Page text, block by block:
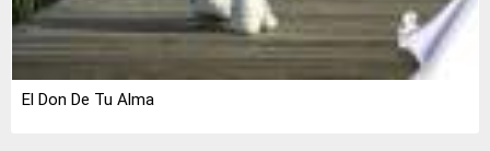
El Don De Tu Alma